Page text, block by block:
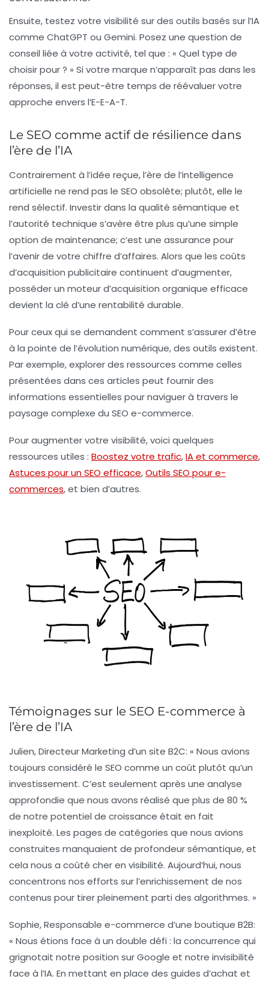
Ensuite, testez votre visibilité sur des outils basés sur l’IA
comme ChatGPT ou Gemini. Posez une question de
conseil liée à votre activité, tel que : « Quel type de
choisir pour ? » Si votre marque n’apparaît pas dans les
réponses, il est peut-être temps de réévaluer votre
approche envers l’E-E-A-T.
Le SEO comme actif de résilience dans
l’ère de l’IA
Contrairement à l’idée reçue, l’ère de l’intelligence
artificielle ne rend pas le SEO obsolète; plutôt, elle le
rend sélectif. Investir dans la qualité sémantique et
l’autorité technique s’avère être plus qu’une simple
option de maintenance; c’est une assurance pour
l’avenir de votre chiffre d’affaires. Alors que les coûts
d’acquisition publicitaire continuent d’augmenter,
posséder un moteur d’acquisition organique efficace
devient la clé d’une rentabilité durable.
Pour ceux qui se demandent comment s’assurer d’être
à la pointe de l’évolution numérique, des outils existent.
Par exemple, explorer des ressources comme celles
présentées dans ces articles peut fournir des
informations essentielles pour naviguer à travers le
paysage complexe du SEO e-commerce.
Pour augmenter votre visibilité, voici quelques
ressources utiles : Boostez votre trafic,IA et commerce,
Astuces pour un SEO efficace,Outils SEO pour e-
commerces, et bien d’autres.
Témoignages sur le SEO E-commerce à
l’ère de l’IA
Julien, Directeur Marketing d’un site B2C: « Nous avions
toujours considéré le SEO comme un coût plutôt qu’un
investissement. C’est seulement après une analyse
approfondie que nous avons réalisé que plus de 80 %
de notre potentiel de croissance était en fait
inexploité. Les pages de catégories que nous avions
construites manquaient de profondeur sémantique, et
cela nous a coûté cher en visibilité. Aujourd’hui, nous
concentrons nos efforts sur l’enrichissement de nos
contenus pour tirer pleinement parti des algorithmes. »
Sophie, Responsable e-commerce d’une boutique B2B:
« Nous étions face à un double défi : la concurrence qui
grignotait notre position sur Google et notre invisibilité
face à l’IA. En mettant en place des guides d’achat et